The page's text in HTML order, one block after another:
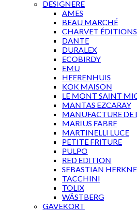
DESIGNERE
AMES
BEAU MARCHÉ
CHARVET ÉDITIONS
DANTE
DURALEX
ECOBIRDY
EMU
HEERENHUIS
KOK MAISON
LE MONT SAINT
MANTAS EZCARAY
MANUFACTURE DE
MARIUS FABRE
MARTINELLI LUCE
PETITE FRITURE
PULPO
RED EDITION
SEBASTIAN
TACCHINI
TOLIX
WÄSTBERG
GAVEKORT